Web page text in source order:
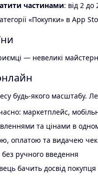
частинами: від 2
«Покупки» в App
— невеликі
будь-якого масштабу.
маркетплейс,
та цінами в
оплатою та видачею
ручного введення
бачить досвід